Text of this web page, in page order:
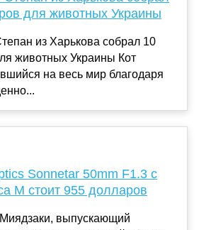
для животных Украины
из Харькова собрал 10
животных Украины Кот
на весь мир благодаря
Sonnetar 50mm F1.3 с
M стоит 955 долларов
выпускающий